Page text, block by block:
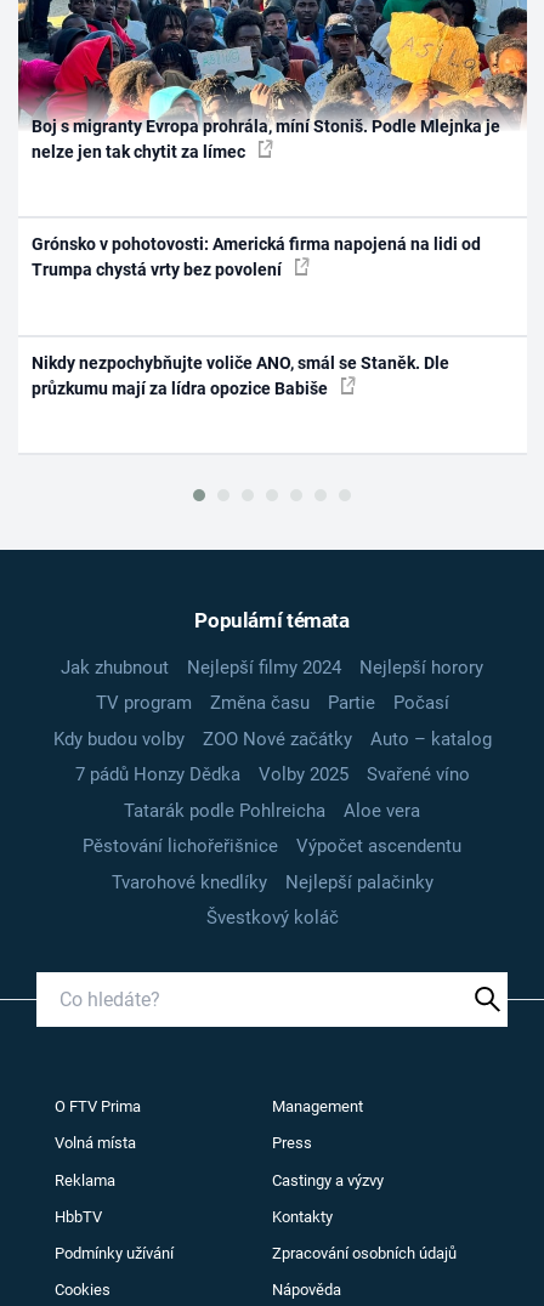
Boj s migranty Evropa prohrála, míní Stoniš. Podle Mlejnka je
nelze jen tak chytit za límec
Grónsko v pohotovosti: Americká firma napojená na lidi od
Trumpa chystá vrty bez povolení
Nikdy nezpochybňujte voliče ANO, smál se Staněk. Dle
průzkumu mají za lídra opozice Babiše
Populární témata
Jak zhubnout Nejlepší filmy 2024
Nejlepší horory
TV program
Změna času Partie
Počasí
Kdy budou volby
ZOO Nové začátky
Auto – katalog
7 pádů Honzy Dědka
Volby 2025
Svařené víno
Tatarák podle Pohlreicha
Aloe vera
Pěstování lichořeřišnice
Výpočet ascendentu
Tvarohové knedlíky
Nejlepší palačinky
Švestkový koláč
O FTV Prima Management
Volná místa Press
Reklama Castingy a výzvy
HbbTV Kontakty
Podmínky užívání Zpracování osobních údajů
Cookies Nápověda